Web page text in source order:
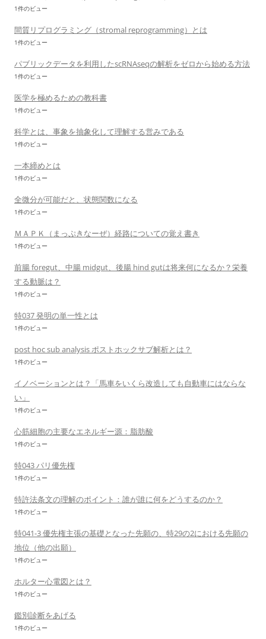
1件のビュー
間質リプログラミング（stromal reprogramming）とは
1件のビュー
パブリックデータを利用したscRNAseqの解析をゼロから始める方法
1件のビュー
医学を極めるための教科書
1件のビュー
科学とは、事象を抽象化して理解する営みである
1件のビュー
一本締めとは
1件のビュー
全微分が可能だと、状態関数になる
1件のビュー
ＭＡＰＫ（まっぷきなーぜ）経路についての覚え書き
1件のビュー
前腸 foregut、中腸 midgut、後腸 hind gutは将来何になるか？栄養
する動脈は？
1件のビュー
特037 発明の単一性とは
1件のビュー
post hoc sub analysis ポストホックサブ解析とは？
1件のビュー
イノベーションとは？「馬車をいくら改造しても自動車にはならな
い」
1件のビュー
心筋細胞の主要なエネルギー源：脂肪酸
1件のビュー
特043 パリ優先権
1件のビュー
特許法条文の理解のポイント：誰が誰に何をどうするのか？
1件のビュー
特041-3 優先権主張の基礎となった先願の、特29の2における先願の
地位（他の出願）
1件のビュー
ホルター心電図とは？
1件のビュー
鑑別診断をあげる
1件のビュー